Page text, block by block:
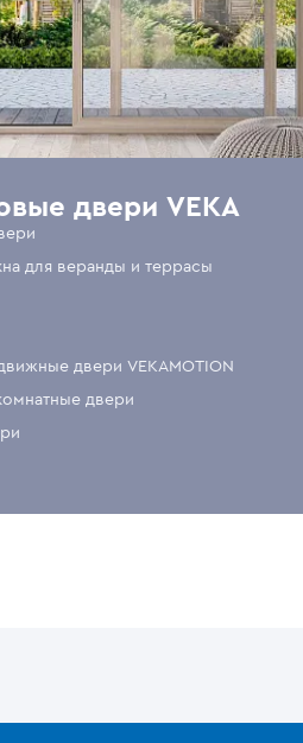
двери VEKA
для веранды и террасы
двери VEKAMOTION
двери